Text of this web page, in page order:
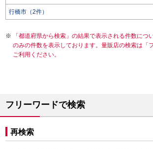
行橋市（2件）
「都道府県から検索」の結果で表示される件数につ
のみの件数を表示しております。量販店の検索は「
ご利用ください。
フリーワードで検索
再検索